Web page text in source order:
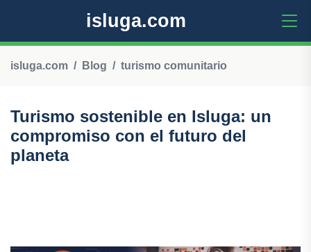
isluga.com
isluga.com Blog turismo comunitario
Turismo sostenible en Isluga: un
compromiso con el futuro del
planeta